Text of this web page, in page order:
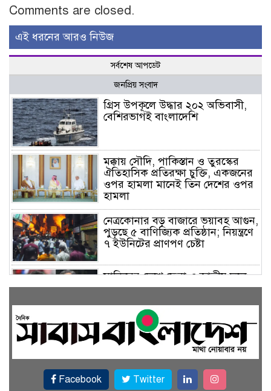
Comments are closed.
এই ধরনের আরও নিউজ
সর্বশেষ আপডেট
জনপ্রিয় সংবাদ
গ্রিস উপকূলে উদ্ধার ২০২ অভিবাসী,
বেশিরভাগই বাংলাদেশি
মক্কায় সৌদি, পাকিস্তান ও তুরস্কের
ঐতিহাসিক প্রতিরক্ষা চুক্তি, একজনের
ওপর হামলা মানেই তিন দেশের ওপর
হামলা
নেত্রকোনার বড় বাজারে ভয়াবহ আগুন,
পুড়ছে ৫ বাণিজ্যিক প্রতিষ্ঠান; নিয়ন্ত্রণে
৭ ইউনিটের প্রাণপণ চেষ্টা
সাকিবের দেশে ফেরা ও জাতীয় দলে
ফেরার সম্ভাবনা নেই, ইঙ্গিত ক্রীড়া
ফেসবুকে যুক্ত হলো বিকাশ, সহজ
হলো ডিজিটাল পেমেন্ট
বৃষ্টি উপেক্ষা করে ‘জুলাই গণঅভ্যুত্থান
Facebook Twitter